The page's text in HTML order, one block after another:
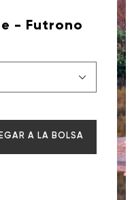
- Futrono
A LA BOLSA